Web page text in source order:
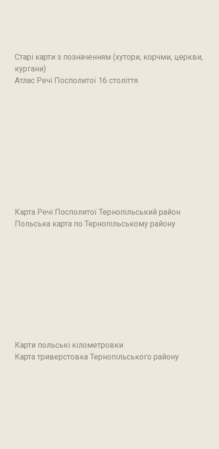
Старі карти з позначенням (хутори, корчми, церкви,
кургани)
Атлас Речі Посполитої 16 століття
Карта Речі Посполитої Тернопільський район
Польська карта по Тернопільському району
Карти польські кілометровки
Карта триверстовка Тернопільського району